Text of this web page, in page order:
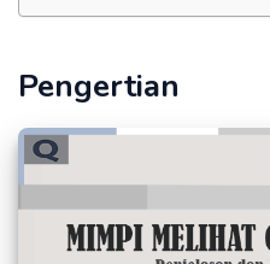
Pengertian